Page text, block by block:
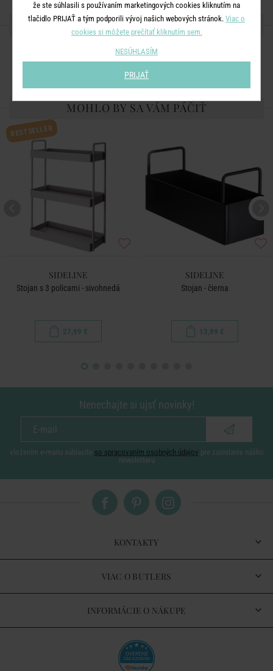
ZDIEĽAJTE S PRIATEĽMI
MOHLO BY SA VÁM PÁČIŤ
BESTSELLER
SIDELINE
Stojan s 3 policami - sivohnedá
27,99 €
SIDELINE
Stojan - čierna
13,99 €
Nenechajte si ujsť novinky!
vložením e-mailu súhlasíte so spracovaním osobných údajov pre zasielanie nášho
newsletteru
KONTAKTY
VIAC O BUTLERS
INFORMÁCIE O NÁKUPE
že ste súhlasili s používaním marketingových cookies kliknutím na
tlačidlo PRIJAŤ a tým podporili vývoj našich webových stránok. Viac o
cookies si môžete prečítať kliknutím sem.
NESÚHLASÍM
PRIJAŤ